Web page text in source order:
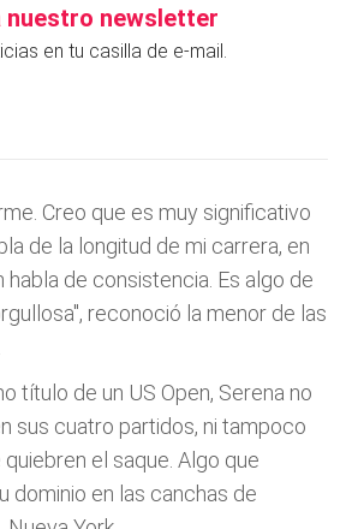
nuestro newsletter
en tu casilla de e-mail.
Creo que es muy significativo
de la longitud de mi carrera, en
habla de consistencia. Es algo de
reconoció la menor de las
título de un US Open, Serena no
sus cuatro partidos, ni tampoco
el saque. Algo que
dominio en las canchas de